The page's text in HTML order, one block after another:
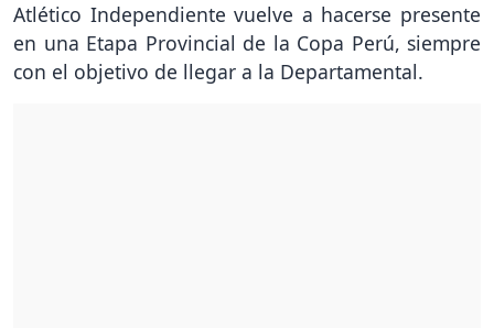
Atlético Independiente vuelve a hacerse presente
en una Etapa Provincial de la Copa Perú, siempre
con el objetivo de llegar a la Departamental.